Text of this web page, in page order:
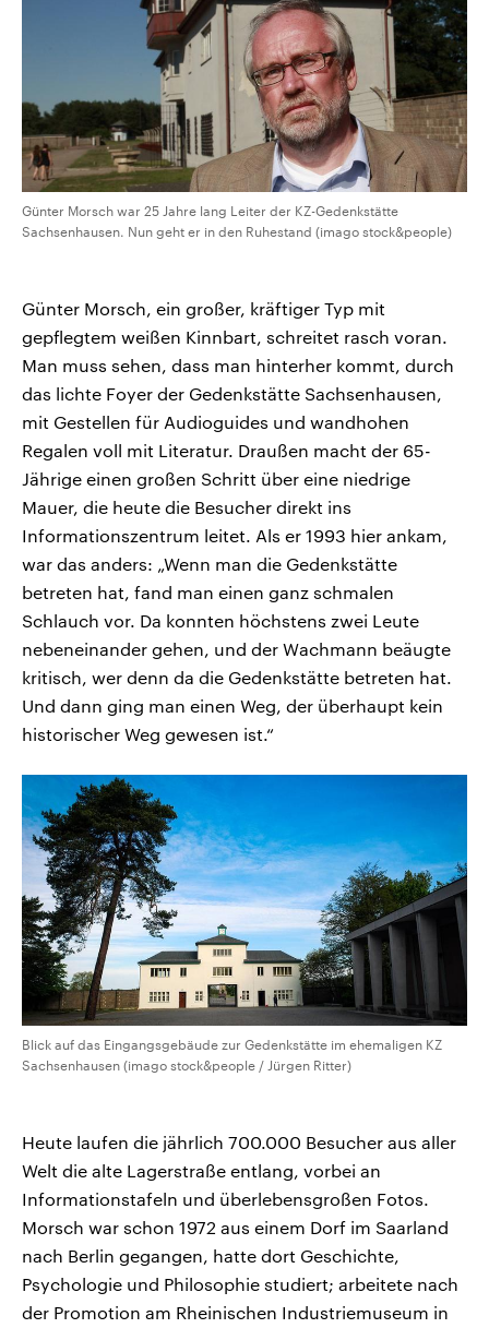
Günter Morsch war 25 Jahre lang Leiter der KZ-Gedenkstätte
Sachsenhausen. Nun geht er in den Ruhestand (imago stock&people)
Günter Morsch, ein großer, kräftiger Typ mit
gepflegtem weißen Kinnbart, schreitet rasch voran.
Man muss sehen, dass man hinterher kommt, durch
das lichte Foyer der Gedenkstätte Sachsenhausen,
mit Gestellen für Audioguides und wandhohen
Regalen voll mit Literatur. Draußen macht der 65-
Jährige einen großen Schritt über eine niedrige
Mauer, die heute die Besucher direkt ins
Informationszentrum leitet. Als er 1993 hier ankam,
war das anders: „Wenn man die Gedenkstätte
betreten hat, fand man einen ganz schmalen
Schlauch vor. Da konnten höchstens zwei Leute
nebeneinander gehen, und der Wachmann beäugte
kritisch, wer denn da die Gedenkstätte betreten hat.
Und dann ging man einen Weg, der überhaupt kein
historischer Weg gewesen ist.“
Blick auf das Eingangsgebäude zur Gedenkstätte im ehemaligen KZ
Sachsenhausen (imago stock&people / Jürgen Ritter)
Heute laufen die jährlich 700.000 Besucher aus aller
Welt die alte Lagerstraße entlang, vorbei an
Informationstafeln und überlebensgroßen Fotos.
Morsch war schon 1972 aus einem Dorf im Saarland
nach Berlin gegangen, hatte dort Geschichte,
Psychologie und Philosophie studiert; arbeitete nach
der Promotion am Rheinischen Industriemuseum in